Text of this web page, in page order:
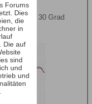
270 und 30 Grad
Forums
Dies
die
in
Die auf
sind
und
und